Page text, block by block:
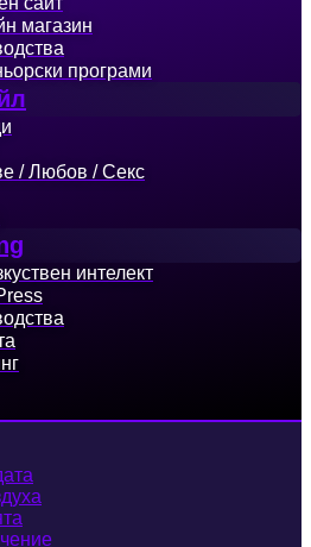
магазин
програми
/ Любов / Секс
интелект